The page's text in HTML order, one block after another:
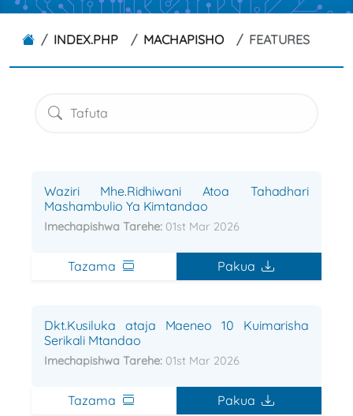
INDEX.PHP MACHAPISHO FEATURES
Waziri Mhe.Ridhiwani Atoa Tahadhari
Mashambulio Ya Kimtandao
Imechapishwa Tarehe: 01st Mar 2026
Tazama Pakua
Dkt.Kusiluka ataja Maeneo 10 Kuimarisha
Serikali Mtandao
Imechapishwa Tarehe: 01st Mar 2026
Tazama Pakua